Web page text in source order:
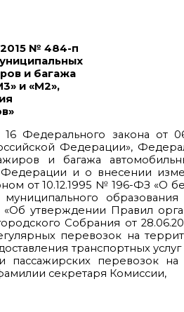
№ 484-п
и багажа
и «М2»,
16 Федерального закона
Федерации»,
и багажа
и о внесении
от 10.12.1995 № 196-ФЗ «О
муниципального
утверждении Правил
Собрания от
перевозок на
транспортных
пассажирских перевозок
секретаря Комиссии,